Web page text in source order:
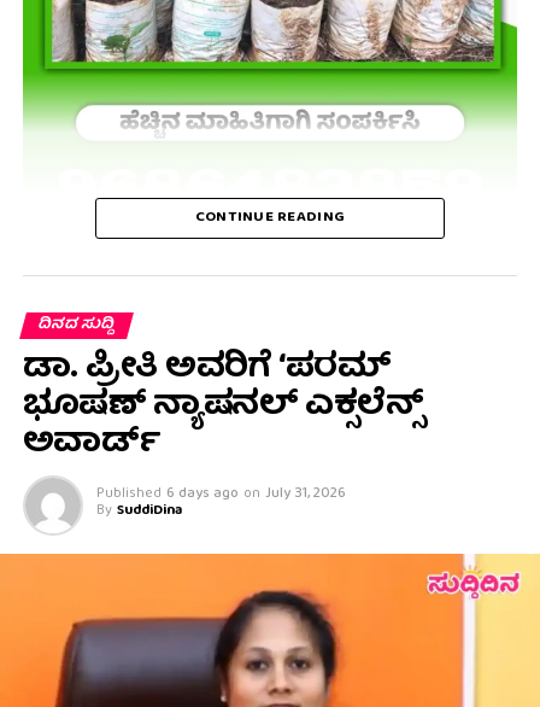
CONTINUE READING
ದಿನದ ಸುದ್ದಿ
ಡಾ. ಪ್ರೀತಿ ಅವರಿಗೆ ‘ಪರಮ್
ಭೂಷಣ್ ನ್ಯಾಷನಲ್ ಎಕ್ಸಲೆನ್ಸ್
ಅವಾರ್ಡ್
Published 6 days ago on July 31, 2026
By SuddiDina